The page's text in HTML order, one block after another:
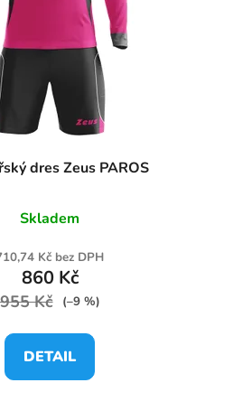
dres Zeus PAROS
Skladem
Kč bez DPH
860 Kč
955 Kč (–9 %)
DETAIL